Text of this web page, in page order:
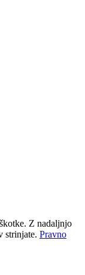
Z nadaljnjo
strinjate. Pravno